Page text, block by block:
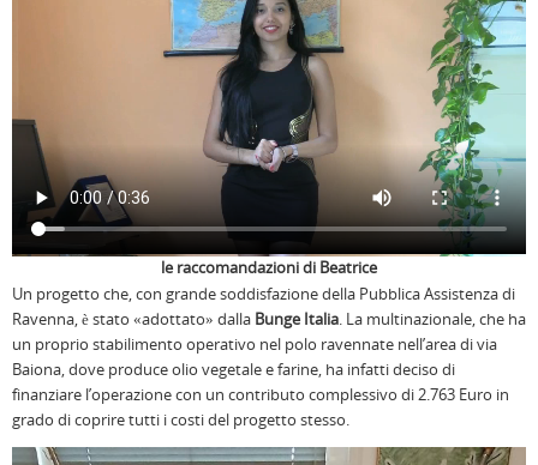
le raccomandazioni di Beatrice
Un progetto che, con grande soddisfazione della Pubblica Assistenza di
Ravenna, è stato «adottato» dalla Bunge Italia. La multinazionale, che ha
un proprio stabilimento operativo nel polo ravennate nell’area di via
Baiona, dove produce olio vegetale e farine, ha infatti deciso di
finanziare l’operazione con un contributo complessivo di 2.763 Euro in
grado di coprire tutti i costi del progetto stesso.